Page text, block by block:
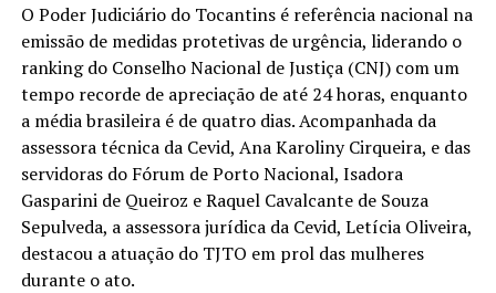
O Poder Judiciário do Tocantins é referência nacional na
emissão de medidas protetivas de urgência, liderando o
ranking do Conselho Nacional de Justiça (CNJ) com um
tempo recorde de apreciação de até 24 horas, enquanto
a média brasileira é de quatro dias. Acompanhada da
assessora técnica da Cevid, Ana Karoliny Cirqueira, e das
servidoras do Fórum de Porto Nacional, Isadora
Gasparini de Queiroz e Raquel Cavalcante de Souza
Sepulveda, a assessora jurídica da Cevid, Letícia Oliveira,
destacou a atuação do TJTO em prol das mulheres
durante o ato.